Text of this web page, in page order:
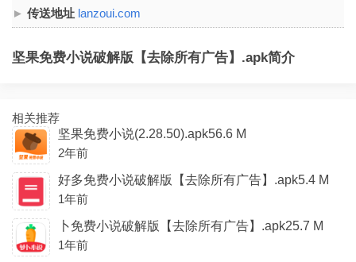
传送地址 lanzoui.com
坚果免费小说破解版【去除所有广告】.apk简介
相关推荐
坚果免费小说(2.28.50).apk56.6 M
2年前
好多免费小说破解版【去除所有广告】.apk5.4 M
1年前
卜免费小说破解版【去除所有广告】.apk25.7 M
1年前